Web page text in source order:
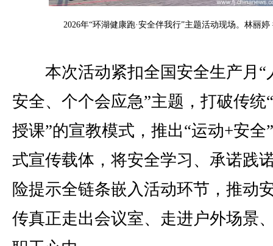
2026年“环湖健康跑·安全伴我行”主题活动现场。林丽婷
本次活动紧扣全国安全生产月“
安全、个个会应急”主题，打破传统
授课”的宣教模式，推出“运动+安全
式宣传载体，将安全学习、承诺践
险提示全链条嵌入活动环节，推动
传真正走出会议室、走进户外场景